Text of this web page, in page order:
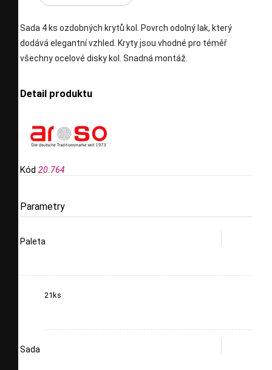
Sada 4 ks ozdobných krytů kol. Povrch odolný lak, který
dodává elegantní vzhled. Kryty jsou vhodné pro téměř
všechny ocelové disky kol. Snadná montáž.
Detail produktu
Kód 20.764
Parametry
Paleta
21ks
Sada